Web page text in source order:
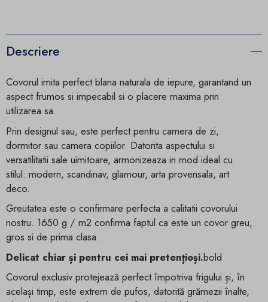
Descriere
Covorul imita perfect blana naturala de iepure, garantand un
aspect frumos si impecabil si o placere maxima prin
utilizarea sa.
Prin designul sau, este perfect pentru camera de zi,
dormitor sau camera copiilor. Datorita aspectului si
versatilitatii sale uimitoare, armonizeaza in mod ideal cu
stilul: modern, scandinav, glamour, arta provensala, art
deco.
Greutatea este o confirmare perfecta a calitatii covorului
nostru. 1650 g / m2 confirma faptul ca este un covor greu,
gros si de prima clasa.
Delicat chiar și pentru cei mai pretențioși.bold
Covorul exclusiv protejează perfect împotriva frigului și, în
același timp, este extrem de pufos, datorită grămezii înalte,